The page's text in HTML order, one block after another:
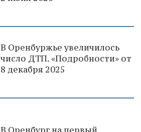
В Оренбуржье увеличилось
число ДТП. «Подробности» от
8 декабря 2025